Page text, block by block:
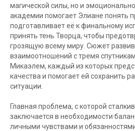
магической силы, но и
академии помогает Элиане понять
подготавливает её к финальному
принять тень Творца, чтобы
грозящую всему миру. Сюжет
взаимоотношений с тремя
Микаэлем, каждый из которых
качества и помогает ей сохранить
ситуации.
Главная проблема, с которой
заключается в необходимости
личными чувствами и